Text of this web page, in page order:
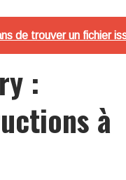
de trouver un fichier
:
à